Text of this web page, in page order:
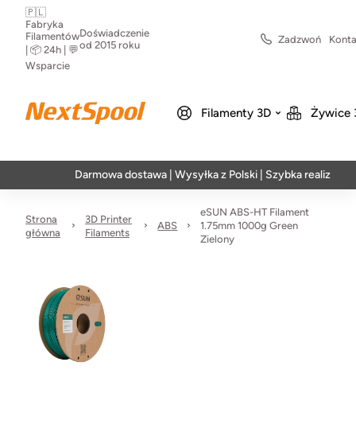
🇵🇱
Fabryka
Filamentów
| 📦 24h | 💬
Wsparcie
Doświadczenie
od 2015 roku
Zadzwoń
Filamenty 3D Żywice
Darmowa dostawa | Wysyłka z Polski | Szybka realizacja w 24h
Strona
główna
3D Printer
Filaments
ABS
eSUN ABS-HT Filament
1.75mm 1000g Green
Zielony